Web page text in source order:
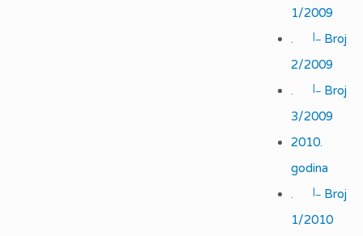
1/2009
.
|_ Broj
2/2009
.
|_ Broj
3/2009
2010.
godina
.
|_ Broj
1/2010